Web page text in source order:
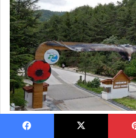
Ankara Kamp Alanları